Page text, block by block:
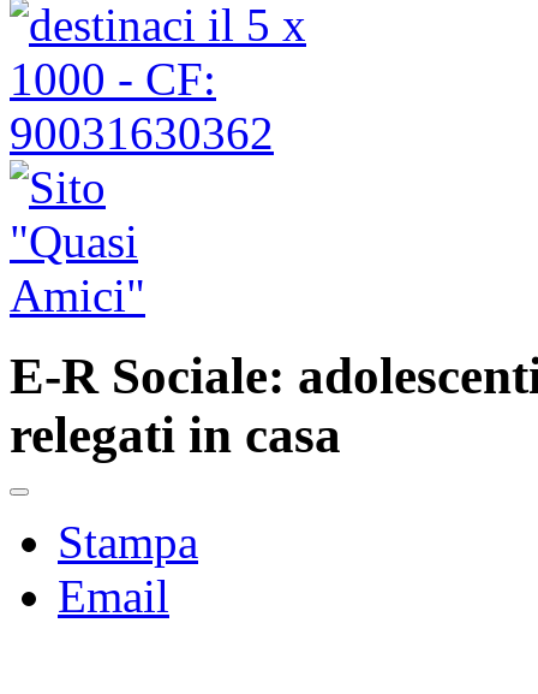
E-R Sociale:
relegati in casa
Stampa
Email